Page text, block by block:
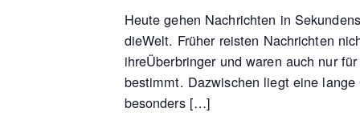
Heute gehen Nachrichten in
dieWelt. Früher reisten Nachrichten
ihreÜberbringer und waren auch nur
bestimmt. Dazwischen liegt eine
besonders […]